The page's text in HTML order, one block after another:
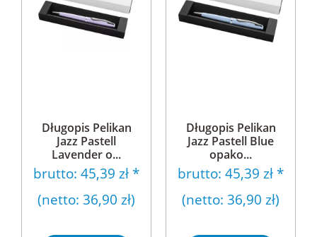
Długopis Pelikan
Jazz Pastell
Lavender o...
brutto: 45,39 zł *
(netto: 36,90 zł)
Długopis Pelikan
Jazz Pastell Blue
opako...
brutto: 45,39 zł *
(netto: 36,90 zł)